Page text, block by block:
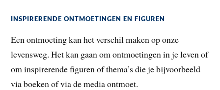
INSPIRERENDE ONTMOETINGEN EN FIGUREN
Een ontmoeting kan het verschil maken op onze
levensweg. Het kan gaan om ontmoetingen in je leven of
om inspirerende figuren of thema’s die je bijvoorbeeld
via boeken of via de media ontmoet.